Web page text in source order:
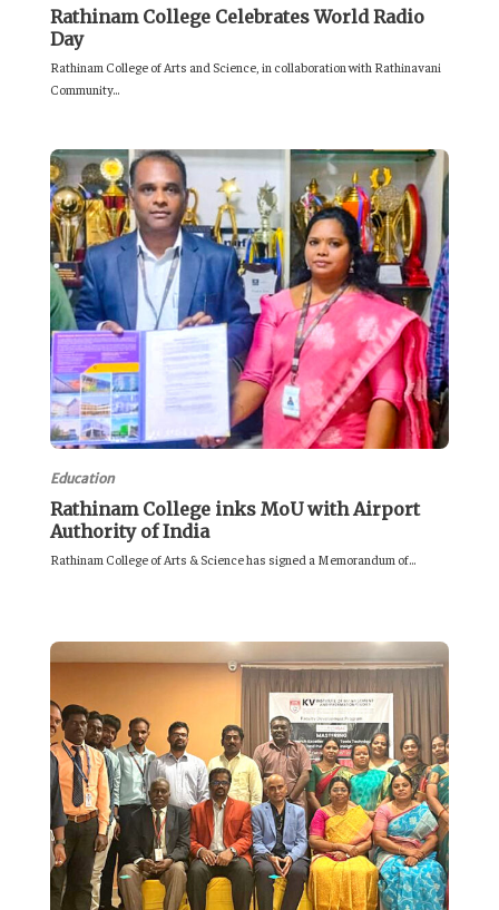
Rathinam College Celebrates World Radio
Day
Rathinam College of Arts and Science, in collaboration with Rathinavani
Community...
Education
Rathinam College inks MoU with Airport
Authority of India
Rathinam College of Arts & Science has signed a Memorandum of...